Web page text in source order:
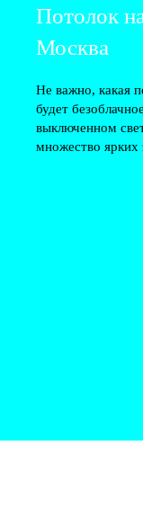
Потолок
Москва
Не важно, какая
будет
выключенном
множество ярких